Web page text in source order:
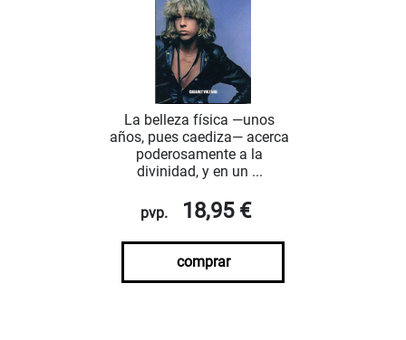
La belleza física —unos
años, pues caediza— acerca
poderosamente a la
divinidad, y en un ...
pvp. 18,95 €
comprar